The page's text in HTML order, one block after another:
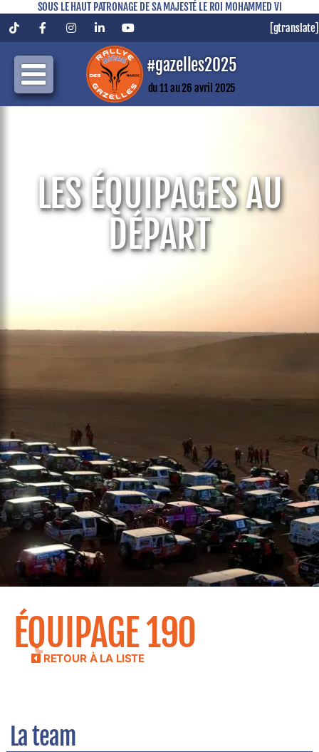
SOUS LE HAUT PATRONAGE DE SA MAJESTÉ LE ROI MOHAMMED VI
TiktokFacebookInstagramLinkedInYouTube [gtranslate]
#gazelles2025
du 11 au 26 avril 2025
LES ÉQUIPAGES AU
DÉPART
ÉQUIPAGE 190
RETOUR À LA LISTE
La team